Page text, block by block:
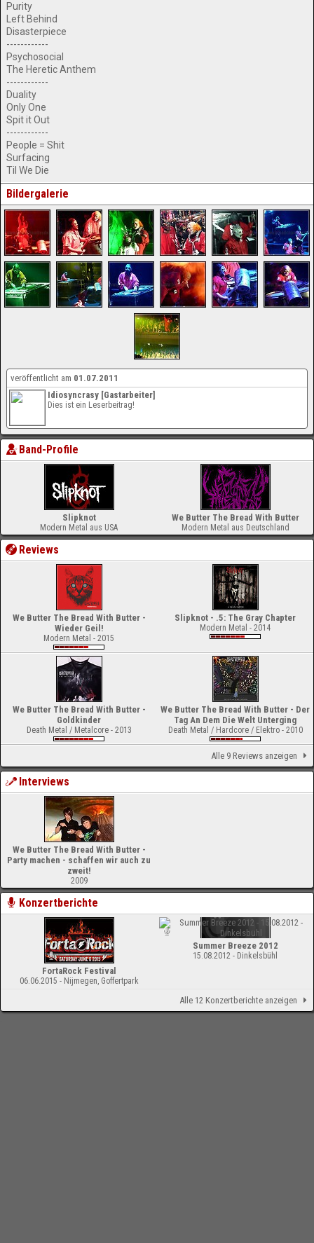
Purity
Left Behind
Disasterpiece
------------
Psychosocial
The Heretic Anthem
------------
Duality
Only One
Spit it Out
------------
People = Shit
Surfacing
Til We Die
Bildergalerie
veröffentlicht am 01.07.2011
Idiosyncrasy [Gastarbeiter]
Dies ist ein Leserbeitrag!
Band-Profile
Slipknot
Modern Metal aus USA
We Butter The Bread With Butter
Modern Metal aus Deutschland
Reviews
We Butter The Bread With Butter -
Wieder Geil!
Modern Metal - 2015
Slipknot - .5: The Gray Chapter
Modern Metal - 2014
We Butter The Bread With Butter -
Goldkinder
Death Metal / Metalcore - 2013
We Butter The Bread With Butter - Der
Tag An Dem Die Welt Unterging
Death Metal / Hardcore / Elektro - 2010
Alle 9 Reviews anzeigen
Interviews
We Butter The Bread With Butter -
Party machen - schaffen wir auch zu
zweit!
2009
Konzertberichte
FortaRock Festival
06.06.2015 - Nijmegen, Goffertpark
Summer Breeze 2012
15.08.2012 - Dinkelsbühl
Alle 12 Konzertberichte anzeigen